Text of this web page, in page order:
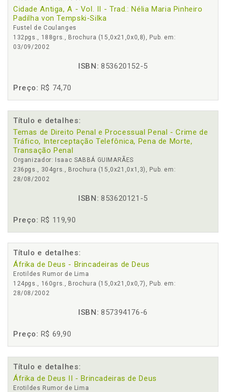
Cidade Antiga, A - Vol. II - Trad.: Nélia Maria Pinheiro
Padilha von Tempski-Silka
Fustel de Coulanges
132pgs., 188grs., Brochura (15,0x21,0x0,8), Pub. em:
03/09/2002
ISBN: 853620152-5
Preço: R$ 74,70
Título e detalhes:
Temas de Direito Penal e Processual Penal - Crime de
Tráfico, Interceptação Telefônica, Pena de Morte,
Transação Penal
Organizador: Isaac SABBÁ GUIMARÃES
236pgs., 304grs., Brochura (15,0x21,0x1,3), Pub. em:
28/08/2002
ISBN: 853620121-5
Preço: R$ 119,90
Título e detalhes:
Áfrika de Deus - Brincadeiras de Deus
Erotildes Rumor de Lima
124pgs., 160grs., Brochura (15,0x21,0x0,7), Pub. em:
28/08/2002
ISBN: 857394176-6
Preço: R$ 69,90
Título e detalhes:
Áfrika de Deus II - Brincadeiras de Deus
Erotildes Rumor de Lima